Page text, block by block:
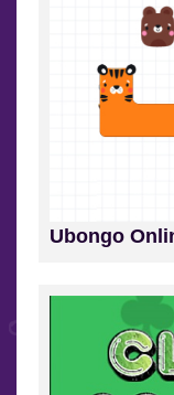
Ubongo